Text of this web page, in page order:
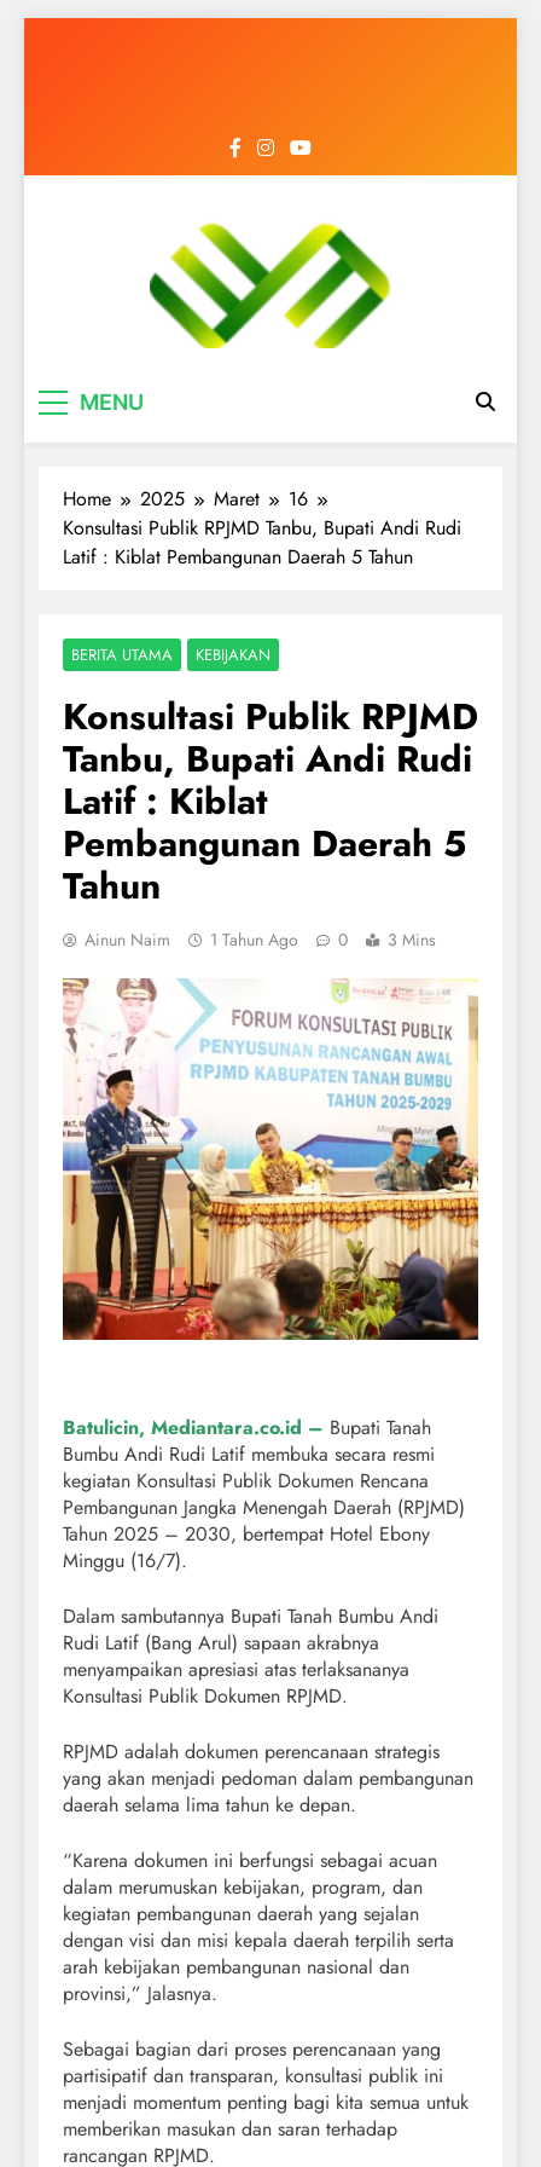
MENU
Home 2025 Maret
16
Konsultasi Publik RPJMD Tanbu, Bupati Andi Rudi
Latif : Kiblat Pembangunan Daerah 5 Tahun
BERITA UTAMA KEBIJAKAN
Konsultasi Publik RPJMD
Tanbu, Bupati Andi Rudi
Latif : Kiblat
Pembangunan Daerah 5
Tahun
Ainun Naim 1 Tahun Ago 0 3 Mins
Batulicin, Mediantara.co.id – Bupati Tanah
Bumbu Andi Rudi Latif membuka secara resmi
kegiatan Konsultasi Publik Dokumen Rencana
Pembangunan Jangka Menengah Daerah (RPJMD)
Tahun 2025 – 2030, bertempat Hotel Ebony
Minggu (16/7).
Dalam sambutannya Bupati Tanah Bumbu Andi
Rudi Latif (Bang Arul) sapaan akrabnya
menyampaikan apresiasi atas terlaksananya
Konsultasi Publik Dokumen RPJMD.
RPJMD adalah dokumen perencanaan strategis
yang akan menjadi pedoman dalam pembangunan
daerah selama lima tahun ke depan.
“Karena dokumen ini berfungsi sebagai acuan
dalam merumuskan kebijakan, program, dan
kegiatan pembangunan daerah yang sejalan
dengan visi dan misi kepala daerah terpilih serta
arah kebijakan pembangunan nasional dan
provinsi,” Jalasnya.
Sebagai bagian dari proses perencanaan yang
partisipatif dan transparan, konsultasi publik ini
menjadi momentum penting bagi kita semua untuk
memberikan masukan dan saran terhadap
rancangan RPJMD.